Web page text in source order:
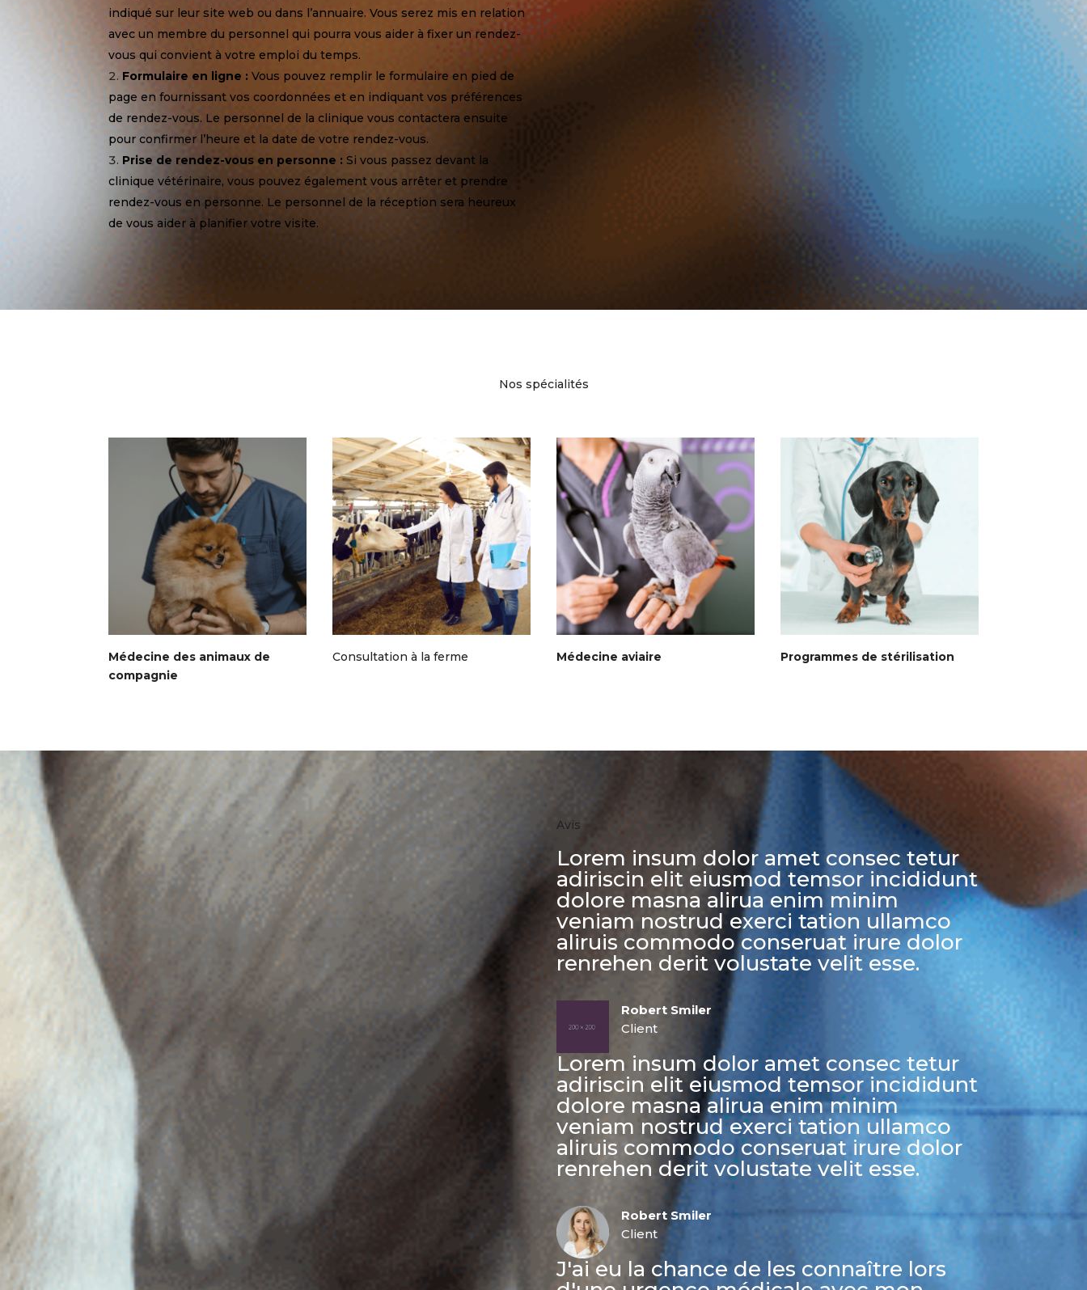
indiqué sur leur site web ou dans l’annuaire. Vous serez mis en relation
avec un membre du personnel qui pourra vous aider à fixer un rendez-
vous qui convient à votre emploi du temps.
Formulaire en ligne : Vous pouvez remplir le formulaire en pied de
page en fournissant vos coordonnées et en indiquant vos préférences
de rendez-vous. Le personnel de la clinique vous contactera ensuite
pour confirmer l’heure et la date de votre rendez-vous.
Prise de rendez-vous en personne : Si vous passez devant la
clinique vétérinaire, vous pouvez également vous arrêter et prendre
rendez-vous en personne. Le personnel de la réception sera heureux
de vous aider à planifier votre visite.
Nos spécialités
Médecine des animaux de
compagnie
Consultation à la ferme Médecine aviaire Programmes de stérilisation
Avis
Lorem insum dolor amet consec tetur
adiriscin elit eiusmod temsor incididunt
dolore masna alirua enim minim
veniam nostrud exerci tation ullamco
aliruis commodo conseruat irure dolor
renrehen derit volustate velit esse.
Robert Smiler
Client
Lorem insum dolor amet consec tetur
adiriscin elit eiusmod temsor incididunt
dolore masna alirua enim minim
veniam nostrud exerci tation ullamco
aliruis commodo conseruat irure dolor
renrehen derit volustate velit esse.
Robert Smiler
Client
J'ai eu la chance de les connaître lors